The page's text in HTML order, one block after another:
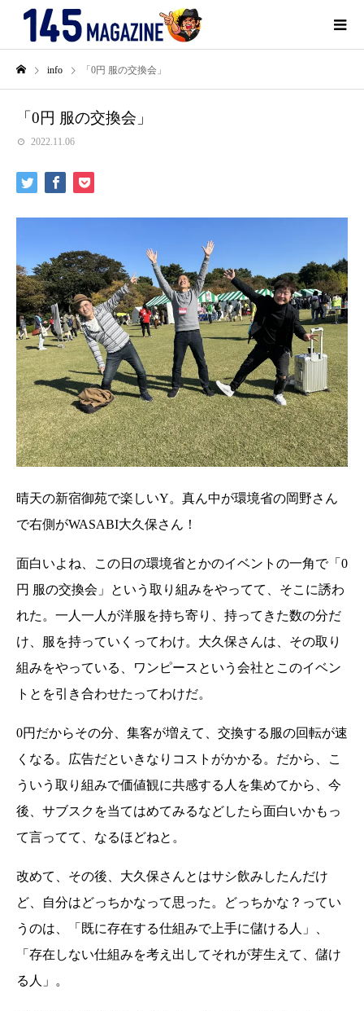
info 「0円 服の交換会」
「0円 服の交換会」
2022.11.06
晴天の新宿御苑で楽しいY。真ん中が環境省の岡野さん
で右側がWASABI大久保さん！
面白いよね、この日の環境省とかのイベントの一角で「0
円 服の交換会」という取り組みをやってて、そこに誘わ
れた。一人一人が洋服を持ち寄り、持ってきた数の分だ
け、服を持っていくってわけ。大久保さんは、その取り
組みをやっている、ワンピースという会社とこのイベン
トとを引き合わせたってわけだ。
0円だからその分、集客が増えて、交換する服の回転が速
くなる。広告だといきなりコストがかかる。だから、こ
ういう取り組みで価値観に共感する人を集めてから、今
後、サブスクを当てはめてみるなどしたら面白いかもっ
て言ってて、なるほどねと。
改めて、その後、大久保さんとはサシ飲みしたんだけ
ど、自分はどっちかなって思った。どっちかな？ってい
うのは、「既に存在する仕組みで上手に儲ける人」、
「存在しない仕組みを考え出してそれが芽生えて、儲け
る人」。